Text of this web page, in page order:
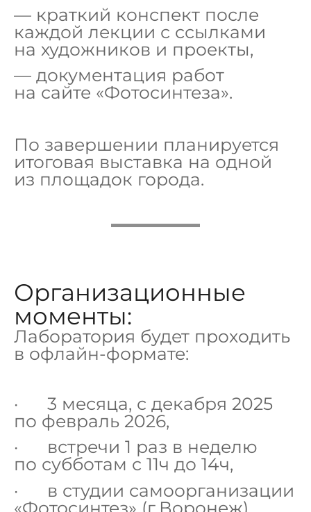
— краткий конспект после
каждой лекции с ссылками
на художников и проекты,
— документация работ
на сайте «Фотосинтеза».
По завершении планируется
итоговая выставка на одной
из площадок города.
Организационные
моменты:
Лаборатория будет проходить
в офлайн-формате:
· 3 месяца, с декабря 2025
по февраль 2026,
· встречи 1 раз в неделю
по субботам с 11ч до 14ч,
· в студии самоорганизации
«Фотосинтез» (г.Воронеж).